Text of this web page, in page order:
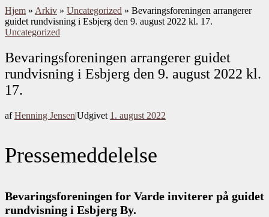
Hjem » Arkiv » Uncategorized » Bevaringsforeningen arrangerer
guidet rundvisning i Esbjerg den 9. august 2022 kl. 17.
Uncategorized
Bevaringsforeningen arrangerer guidet
rundvisning i Esbjerg den 9. august 2022 kl.
17.
afHenning Jensen|Udgivet 1. august 2022
Pressemeddelelse
Bevaringsforeningen for Varde inviterer på guidet
rundvisning i Esbjerg By.